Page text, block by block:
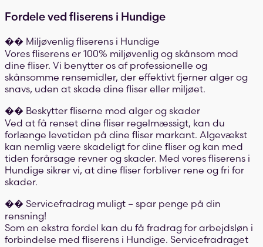
Fordele ved fliserens i Hundige
�� Miljøvenlig fliserens i Hundige
Vores fliserens er 100% miljøvenlig og skånsom mod
dine fliser. Vi benytter os af professionelle og
skånsomme rensemidler, der effektivt fjerner alger og
snavs, uden at skade dine fliser eller miljøet.
�� Beskytter fliserne mod alger og skader
Ved at få renset dine fliser regelmæssigt, kan du
forlænge levetiden på dine fliser markant. Algevækst
kan nemlig være skadeligt for dine fliser og kan med
tiden forårsage revner og skader. Med vores fliserens i
Hundige sikrer vi, at dine fliser forbliver rene og fri for
skader.
�� Servicefradrag muligt – spar penge på din
rensning!
Som en ekstra fordel kan du få fradrag for arbejdsløn i
forbindelse med fliserens i Hundige. Servicefradraget